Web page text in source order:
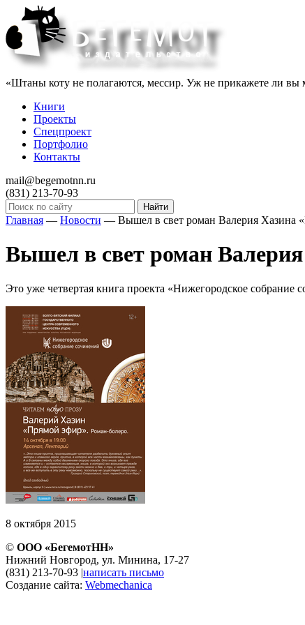
«Штаны коту не полагаются, мессир. Уж не прикажете ли вы
Книги
Проекты
Спецпроект
Портфолио
Контакты
mail@begemotnn.ru
(831) 213-70-93
Главная — Новости — Вышел в свет роман Валерия Хазина
Вышел в свет роман
Это уже четвертая книга проекта «Нижегородское
8 октября 2015
© ООО «БегемотНН»
Нижний Новгород, ул. Минина, 17-27
(831) 213-70-93 |написать письмо
Создание сайта: Webmechanica